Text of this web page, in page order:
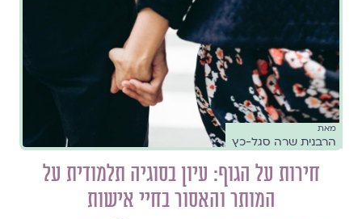
מאת
הרבנית שרה סגל-כץ
חירות על הגוף: עיון בסוגיה תלמודית על
המותר והאסור בחיי אישות